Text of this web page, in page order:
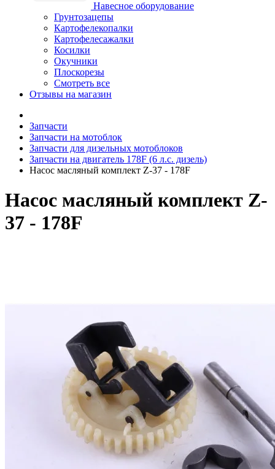
Навесное оборудование
Грунтозацепы
Картофелекопалки
Картофелесажалки
Косилки
Окучники
Плоскорезы
Смотреть все
Отзывы на магазин
Запчасти
Запчасти на мотоблок
Запчасти для дизельных мотоблоков
Запчасти на двигатель 178F (6 л.с. дизель)
Насос масляный комплект Z-37 - 178F
Насос масляный комплект Z-
37 - 178F